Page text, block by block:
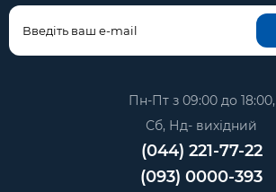
Пн-Пт з 09:00 до 18:00,
Сб, Нд- вихідний
(044) 221-77-22
(093) 0000-393